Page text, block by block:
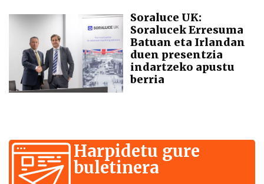
Soraluce UK:
Soralucek Erresuma
Batuan eta Irlandan
duen presentzia
indartzeko apustu
berria
Harpidetu gure
buletinera